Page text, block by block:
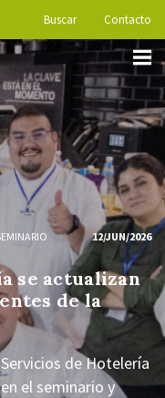
Buscar Contacto
12/JUN/2026
se actualizan
de la
de Hotelería
el seminario y